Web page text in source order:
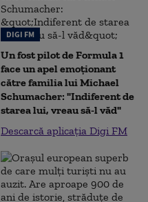
DIGI FM
Un fost pilot de Formula 1
face un apel emoționant
către familia lui Michael
Schumacher: "Indiferent de
starea lui, vreau să-l văd"
Descarcă aplicația Digi FM